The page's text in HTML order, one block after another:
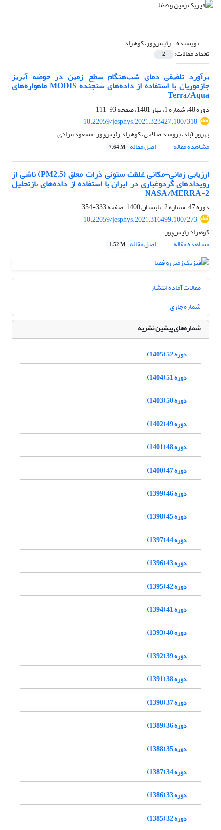
نویسنده =رئیس‌پور، کوهزاد
تعداد مقالات: 2
برآورد تلفیقی دمای شب‌هنگام سطح زمین در حوضه آبریز
جازموریان با استفاده از داده‌های سنجنده MODIS ماهواره‌های
Terra/Aqua
دوره 48، شماره 1، بهار 1401، صفحه
93-111
10.22059/jesphys.2021.323427.1007318
بهروز آباد، برومند صلاحی، کوهزاد رئیس‌پور، مسعود مرادی
مشاهده مقاله
اصل مقاله 7.64 M
ارزیابی زمانی-مکانی غلظت ستونی ذرات معلق (PM2.5) ناشی از
رویدادهای گردوغباری در ایران با استفاده از داده‌های بازتحلیل
NASA/MERRA-2
دوره 47، شماره 2، تابستان 1400، صفحه
333-354
10.22059/jesphys.2021.316499.1007273
کوهزاد رئیس‌پور
مشاهده مقاله
اصل مقاله 1.52 M
مقالات آماده انتشار
شماره جاری
شماره‌های پیشین نشریه
دوره 52 (1405)
دوره 51 (1404)
دوره 50 (1403)
دوره 49 (1402)
دوره 48 (1401)
دوره 47 (1400)
دوره 46 (1399)
دوره 45 (1398)
دوره 44 (1397)
دوره 43 (1396)
دوره 42 (1395)
دوره 41 (1394)
دوره 40 (1393)
دوره 39 (1392)
دوره 38 (1391)
دوره 37 (1390)
دوره 36 (1389)
دوره 35 (1388)
دوره 34 (1387)
دوره 33 (1386)
دوره 32 (1385)